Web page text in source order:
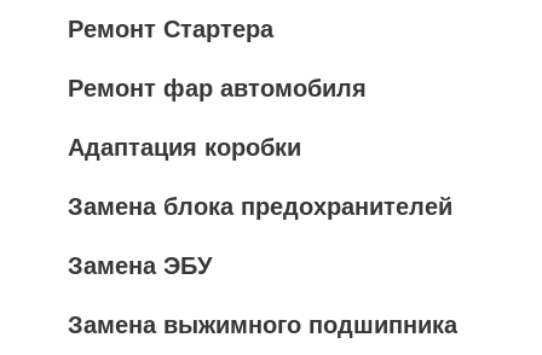
Ремонт Стартера
Ремонт фар автомобиля
Адаптация коробки
Замена блока предохранителей
Замена ЭБУ
Замена выжимного подшипника